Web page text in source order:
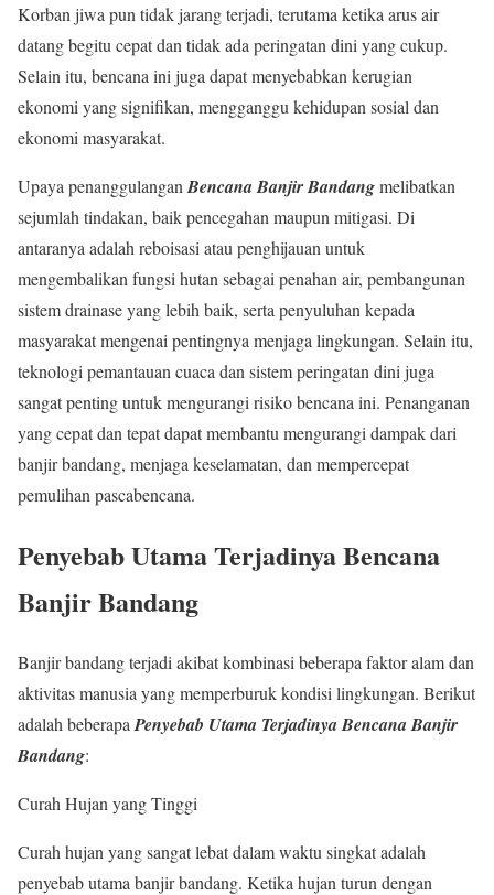
Korban jiwa pun tidak jarang terjadi, terutama ketika arus air
datang begitu cepat dan tidak ada peringatan dini yang cukup.
Selain itu, bencana ini juga dapat menyebabkan kerugian
ekonomi yang signifikan, mengganggu kehidupan sosial dan
ekonomi masyarakat.
Upaya penanggulangan Bencana Banjir Bandangmelibatkan
sejumlah tindakan, baik pencegahan maupun mitigasi. Di
antaranya adalah reboisasi atau penghijauan untuk
mengembalikan fungsi hutan sebagai penahan air, pembangunan
sistem drainase yang lebih baik, serta penyuluhan kepada
masyarakat mengenai pentingnya menjaga lingkungan. Selain itu,
teknologi pemantauan cuaca dan sistem peringatan dini juga
sangat penting untuk mengurangi risiko bencana ini. Penanganan
yang cepat dan tepat dapat membantu mengurangi dampak dari
banjir bandang, menjaga keselamatan, dan mempercepat
pemulihan pascabencana.
Penyebab Utama Terjadinya Bencana
Banjir Bandang
Banjir bandang terjadi akibat kombinasi beberapa faktor alam dan
aktivitas manusia yang memperburuk kondisi lingkungan. Berikut
adalah beberapa Penyebab Utama Terjadinya Bencana Banjir
Bandang:
Curah Hujan yang Tinggi
Curah hujan yang sangat lebat dalam waktu singkat adalah
penyebab utama banjir bandang. Ketika hujan turun dengan